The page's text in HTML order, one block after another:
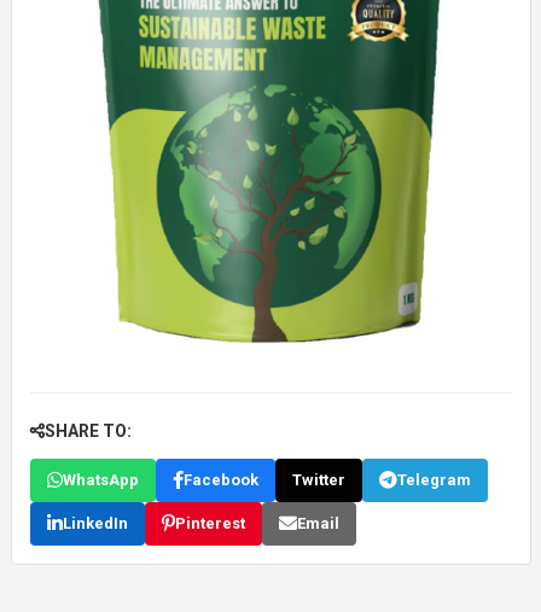
SHARE TO:
WhatsApp Facebook Twitter Telegram
LinkedIn Pinterest Email